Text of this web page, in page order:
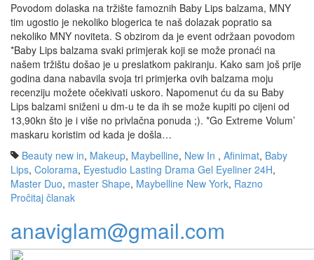
Povodom dolaska na tržište famoznih Baby Lips balzama, MNY
tim ugostio je nekoliko blogerica te naš dolazak popratio sa
nekoliko MNY noviteta. S obzirom da je event održaan povodom
*Baby Lips balzama svaki primjerak koji se može pronaći na
našem tržištu došao je u preslatkom pakiranju. Kako sam još prije
godina dana nabavila svoja tri primjerka ovih balzama moju
recenziju možete očekivati uskoro. Napomenut ću da su Baby
Lips balzami sniženi u dm-u te da ih se može kupiti po cijeni od
13,90kn što je i više no privlačna ponuda ;). *Go Extreme Volum’
maskaru koristim od kada je došla…
Beauty new in, Makeup, Maybelline, New In , Afinimat, Baby
Lips, Colorama, Eyestudio Lasting Drama Gel Eyeliner 24H,
Master Duo, master Shape, Maybelline New York, Razno
Pročitaj članak
anaviglam@gmail.com